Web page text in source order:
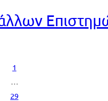
1
…
29